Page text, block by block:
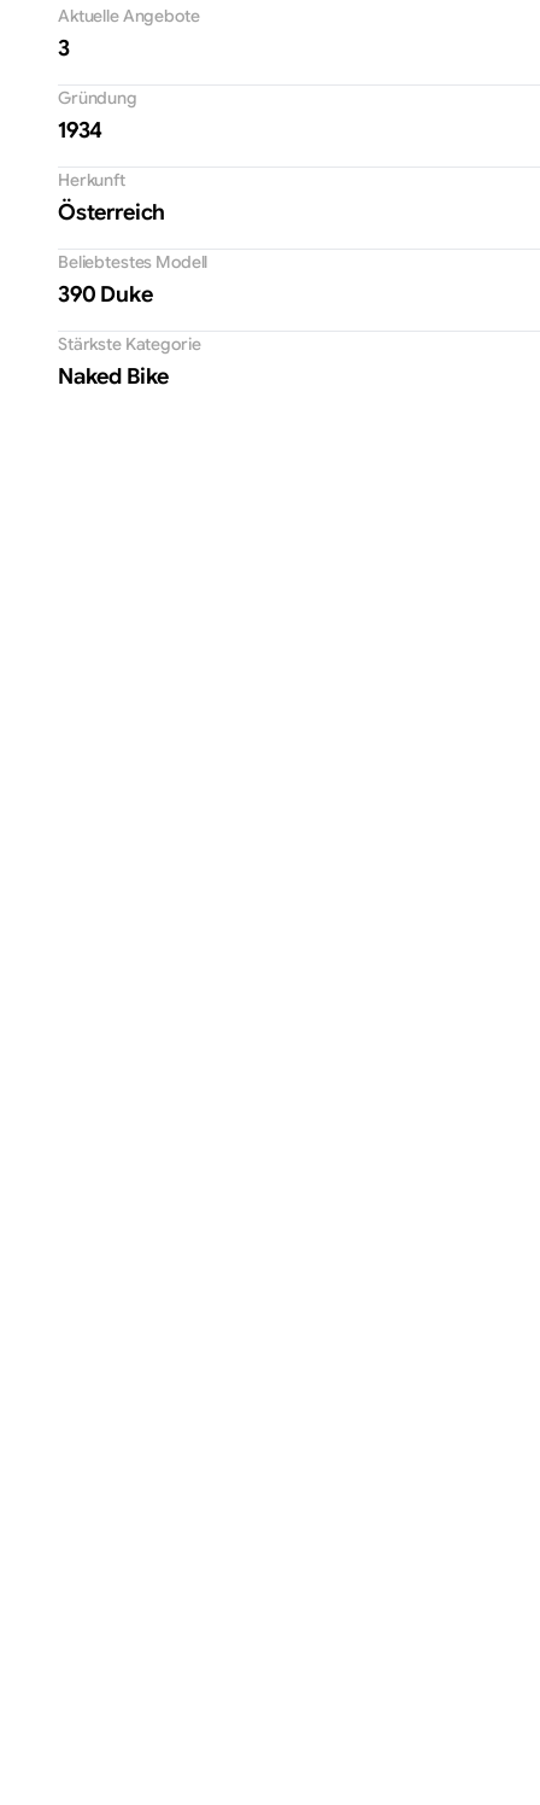
Aktuelle Angebote
3
Gründung
1934
Herkunft
Österreich
Beliebtestes Modell
390 Duke
Stärkste Kategorie
Naked Bike